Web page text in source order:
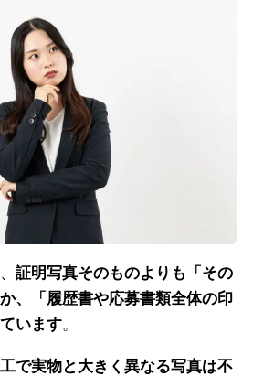
証明写真そのものよりも「その
、「履歴書や応募書類全体の印
います。
で実物と大きく異なる写真は不